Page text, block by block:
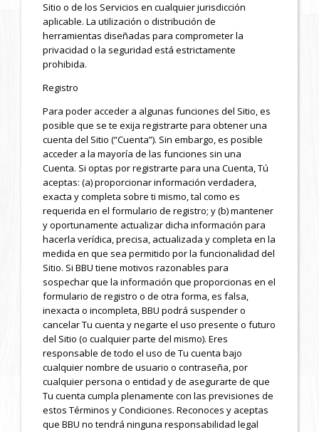
Sitio o de los Servicios en cualquier jurisdicción
aplicable. La utilización o distribución de
herramientas diseñadas para comprometer la
privacidad o la seguridad está estrictamente
prohibida.
Registro
Para poder acceder a algunas funciones del Sitio, es
posible que se te exija registrarte para obtener una
cuenta del Sitio (“Cuenta”). Sin embargo, es posible
acceder a la mayoría de las funciones sin una
Cuenta. Si optas por registrarte para una Cuenta, Tú
aceptas: (a) proporcionar información verdadera,
exacta y completa sobre ti mismo, tal como es
requerida en el formulario de registro; y (b) mantener
y oportunamente actualizar dicha información para
hacerla verídica, precisa, actualizada y completa en la
medida en que sea permitido por la funcionalidad del
Sitio. Si BBU tiene motivos razonables para
sospechar que la información que proporcionas en el
formulario de registro o de otra forma, es falsa,
inexacta o incompleta, BBU podrá suspender o
cancelar Tu cuenta y negarte el uso presente o futuro
del Sitio (o cualquier parte del mismo). Eres
responsable de todo el uso de Tu cuenta bajo
cualquier nombre de usuario o contraseña, por
cualquier persona o entidad y de asegurarte de que
Tu cuenta cumpla plenamente con las previsiones de
estos Términos y Condiciones. Reconoces y aceptas
que BBU no tendrá ninguna responsabilidad legal